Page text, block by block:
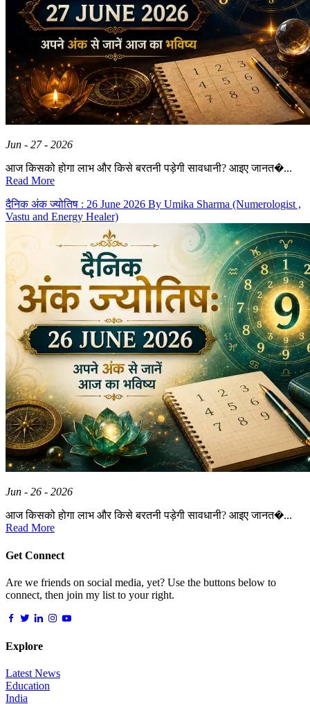
Jun - 27 - 2026
आज किसको होगा लाभ और किसे बरतनी पड़ेगी सावधानी? आइए जानत�...
Read More
दैनिक अंक ज्योतिष : 26 June 2026 By Umika Sharma (Numerologist ,
Vastu and Energy Healer)
Jun - 26 - 2026
आज किसको होगा लाभ और किसे बरतनी पड़ेगी सावधानी? आइए जानत�...
Read More
Get Connect
Are we friends on social media, yet? Use the buttons below to
connect, then join my list to your right.
Explore
Latest News
Education
India